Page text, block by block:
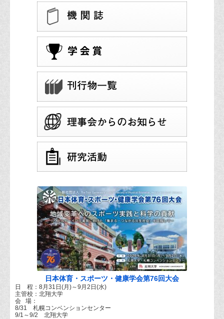
日本体育・スポーツ・健康学会第76回大会
日 程：8月31日(月)～9月2日(水)
主管校：北翔大学
会 場：
8/31 札幌コンベンションセンター
9/1～9/2 北翔大学